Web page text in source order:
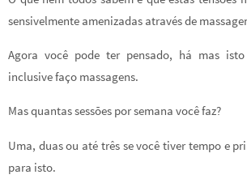
sensivelmente amenizadas através de
Agora você pode ter pensado, há mas
inclusive faço massagens.
Mas quantas sessões por semana você faz?
Uma, duas ou até três se você tiver tempo e
para isto.